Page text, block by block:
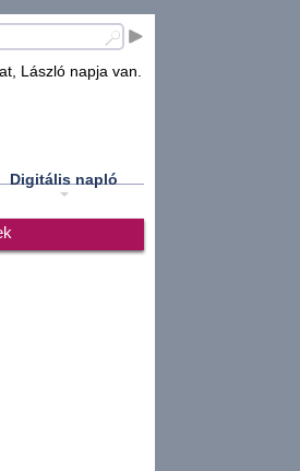
László napja van.
Digitális napló